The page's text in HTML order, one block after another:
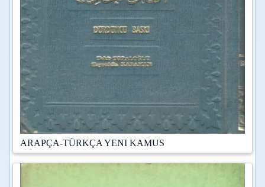
ARAPÇA-TÜRKÇA YENI KAMUS